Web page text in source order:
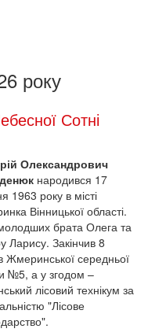
року
Сотні
Олександрович
народився 17
1963 року в місті
Вінницької області.
брата Олега та
Ларису. Закінчив 8
Жмеринської середньої
№5, а у згодом –
лісовий технікум за
"Лісове